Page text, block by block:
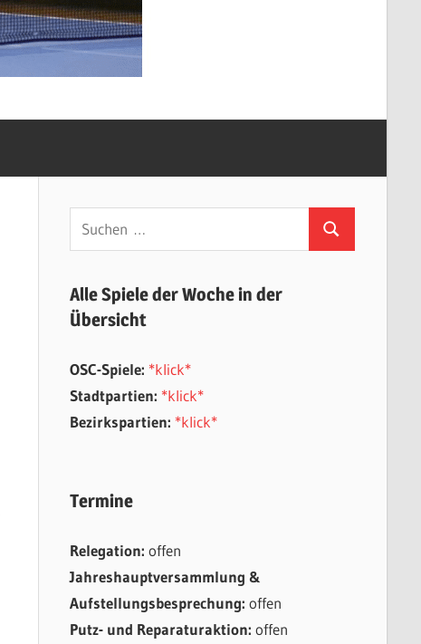
Suchen
nach:
Suchen
Alle Spiele der Woche in der
Übersicht
OSC-Spiele: *klick*
Stadtpartien: *klick*
Bezirkspartien: *klick*
Termine
Relegation: offen
Jahreshauptversammlung &
Aufstellungsbesprechung: offen
Putz- und Reparaturaktion: offen